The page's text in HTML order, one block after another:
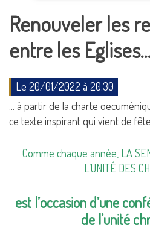
Renouveler les
entre les Eglises…
Le 20/01/2022 à 20:30
... à partir de la charte
ce texte inspirant qui vient de
Comme chaque année, LA
L’UNITÉ DES
est l’occasion d’une
de l’unité